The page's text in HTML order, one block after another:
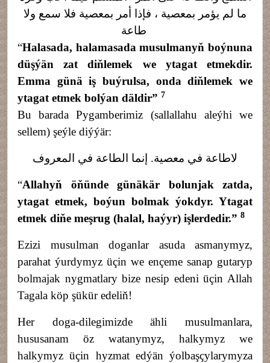
ما لم يؤمر بمعصية ، فإذا أمر بمعصية فلا سمع ولا
“Halasada, halamasada musulmanyň boýnuna
düşýän zat diňlemek we ytagat etmekdir.
Emma günä iş buýrulsa, onda diňlemek we
ytagat etmek bolýan däldir” 7
Bu barada Pygamberimiz (sallallahu aleýhi we
sellem) şeýle diýýär:
لاطاعة في معصية. إنما الطاعة في المعروف
“Allahyň öňünde günäkär bolunjak zatda,
ytagat etmek, boýun bolmak ýokdyr. Ytagat
etmek diňe meşrug (halal, haýyr) işlerdedir.” 8
Ezizi musulman doganlar asuda asmanymyz,
parahat ýurdymyz üçin we ençeme sanap gutaryp
bolmajak nygmatlary bize nesip edeni üçin Allah
Tagala köp şükür edeliň!
Her doga-dilegimizde ähli musulmanlara,
hususanam öz watanymyz, halkymyz we
halkymyz üçin hyzmat edýän ýolbaşçylarymyza